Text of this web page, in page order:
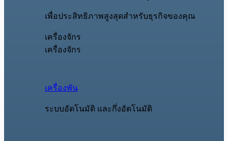
เพื่อประสิทธิภาพสูงสุดสำหรับธุรกิจของคุณ
เครื่องจักร
เครื่องจักร
เครื่องพัน
ระบบอัตโนมัติ และกึ่งอัตโนมัติ